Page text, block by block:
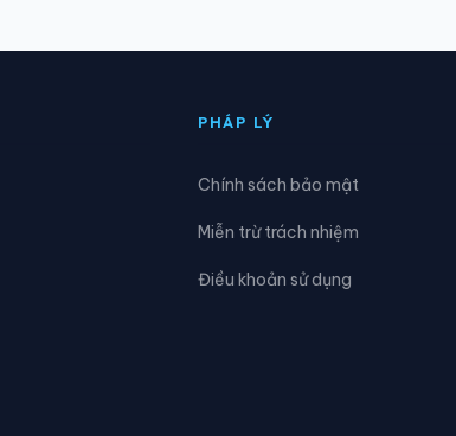
Xã Quảng Đức
PHÁP LÝ
Chính sách bảo mật
Miễn trừ trách nhiệm
Điều khoản sử dụng